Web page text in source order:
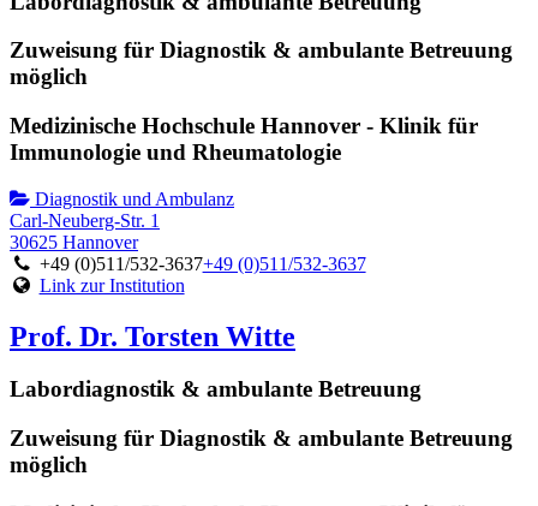
Zuweisung für Diagnostik & ambulante Betreuung
möglich
Medizinische Hochschule Hannover - Klinik für
Immunologie und Rheumatologie
Diagnostik und Ambulanz
Carl-Neuberg-Str. 1
30625 Hannover
+49 (0)511/532-3637+49 (0)511/532-3637
Link zur Institution
Prof. Dr. Torsten Witte
Labordiagnostik & ambulante Betreuung
Zuweisung für Diagnostik & ambulante Betreuung
möglich